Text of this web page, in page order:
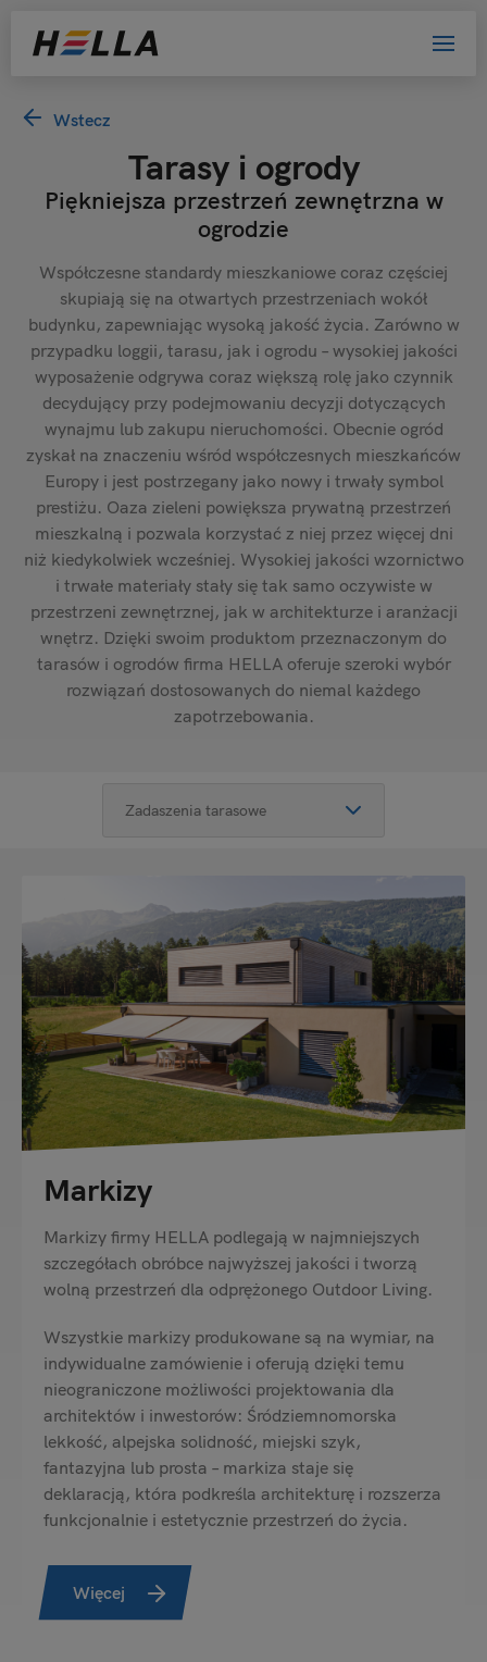
Wstecz
Tarasy i ogrody
Piękniejsza przestrzeń zewnętrzna w
ogrodzie
Współczesne standardy mieszkaniowe coraz częściej
skupiają się na otwartych przestrzeniach wokół
budynku, zapewniając wysoką jakość życia. Zarówno w
przypadku loggii, tarasu, jak i ogrodu – wysokiej jakości
wyposażenie odgrywa coraz większą rolę jako czynnik
decydujący przy podejmowaniu decyzji dotyczących
wynajmu lub zakupu nieruchomości. Obecnie ogród
zyskał na znaczeniu wśród współczesnych mieszkańców
Europy i jest postrzegany jako nowy i trwały symbol
prestiżu. Oaza zieleni powiększa prywatną przestrzeń
mieszkalną i pozwala korzystać z niej przez więcej dni
niż kiedykolwiek wcześniej. Wysokiej jakości wzornictwo
i trwałe materiały stały się tak samo oczywiste w
przestrzeni zewnętrznej, jak w architekturze i aranżacji
wnętrz. Dzięki swoim produktom przeznaczonym do
tarasów i ogrodów firma HELLA oferuje szeroki wybór
rozwiązań dostosowanych do niemal każdego
zapotrzebowania.
Markizy
Markizy firmy HELLA podlegają w najmniejszych
szczegółach obróbce najwyższej jakości i tworzą
wolną przestrzeń dla odprężonego Outdoor Living.
Wszystkie markizy produkowane są na wymiar, na
indywidualne zamówienie i oferują dzięki temu
nieograniczone możliwości projektowania dla
architektów i inwestorów: Śródziemnomorska
lekkość, alpejska solidność, miejski szyk,
fantazyjna lub prosta – markiza staje się
deklaracją, która podkreśla architekturę i rozszerza
funkcjonalnie i estetycznie przestrzeń do życia.
Więcej